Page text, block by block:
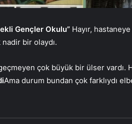
Gençler Okulu” Hayır,
nadir bir olaydı.
çok büyük bir ülser vardı.
Ama durum bundan çok farklıydı